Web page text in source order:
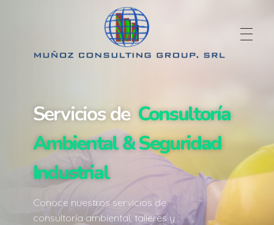
Servicios de Consultoría
Ambiental & Seguridad
Industrial
Conoce nuestros servicios de
consultoría ambiental, talleres y